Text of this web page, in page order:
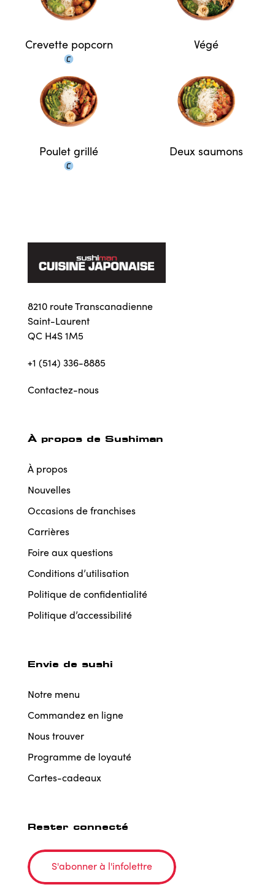
Crevette popcorn Végé
Poulet grillé Deux saumons
8210 route Transcanadienne
Saint-Laurent
QC H4S 1M5
+1 (514) 336-8885
Contactez-nous
À propos de Sushiman
À propos
Nouvelles
Occasions de franchises
Carrières
Foire aux questions
Conditions d’utilisation
Politique de confidentialité
Politique d’accessibilité
Envie de sushi
Notre menu
Commandez en ligne
Nous trouver
Programme de loyauté
Cartes-cadeaux
Rester connecté
S'abonner à l'infolettre